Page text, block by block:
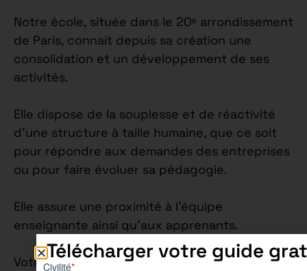
Notre école, située dans le 20ᵉ arrondissement
de Paris, connait depuis sa création une
consolidation et un développement de ses
activités.
Elle dispose de la souplesse et de réactivité
d’une structure à taille humaine, que ce soit
pour répondre aux demandes des entreprises
ou pour faire évoluer sa pédagogie.
Elle assure une proximité à l’équipe
enseignante ainsi qu’aux apprenants.
Votre rythme d’alternance sur cette offre est
Télécharger votre guide